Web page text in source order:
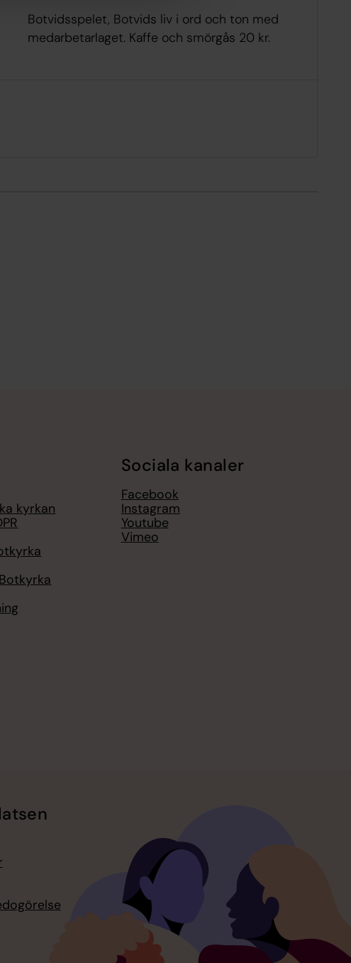
Botvidsspelet, Botvids liv i ord och ton med
medarbetarlaget. Kaffe och smörgås 20 kr.
kyrkan
Sociala kanaler
Facebook
Instagram
Youtube
Vimeo